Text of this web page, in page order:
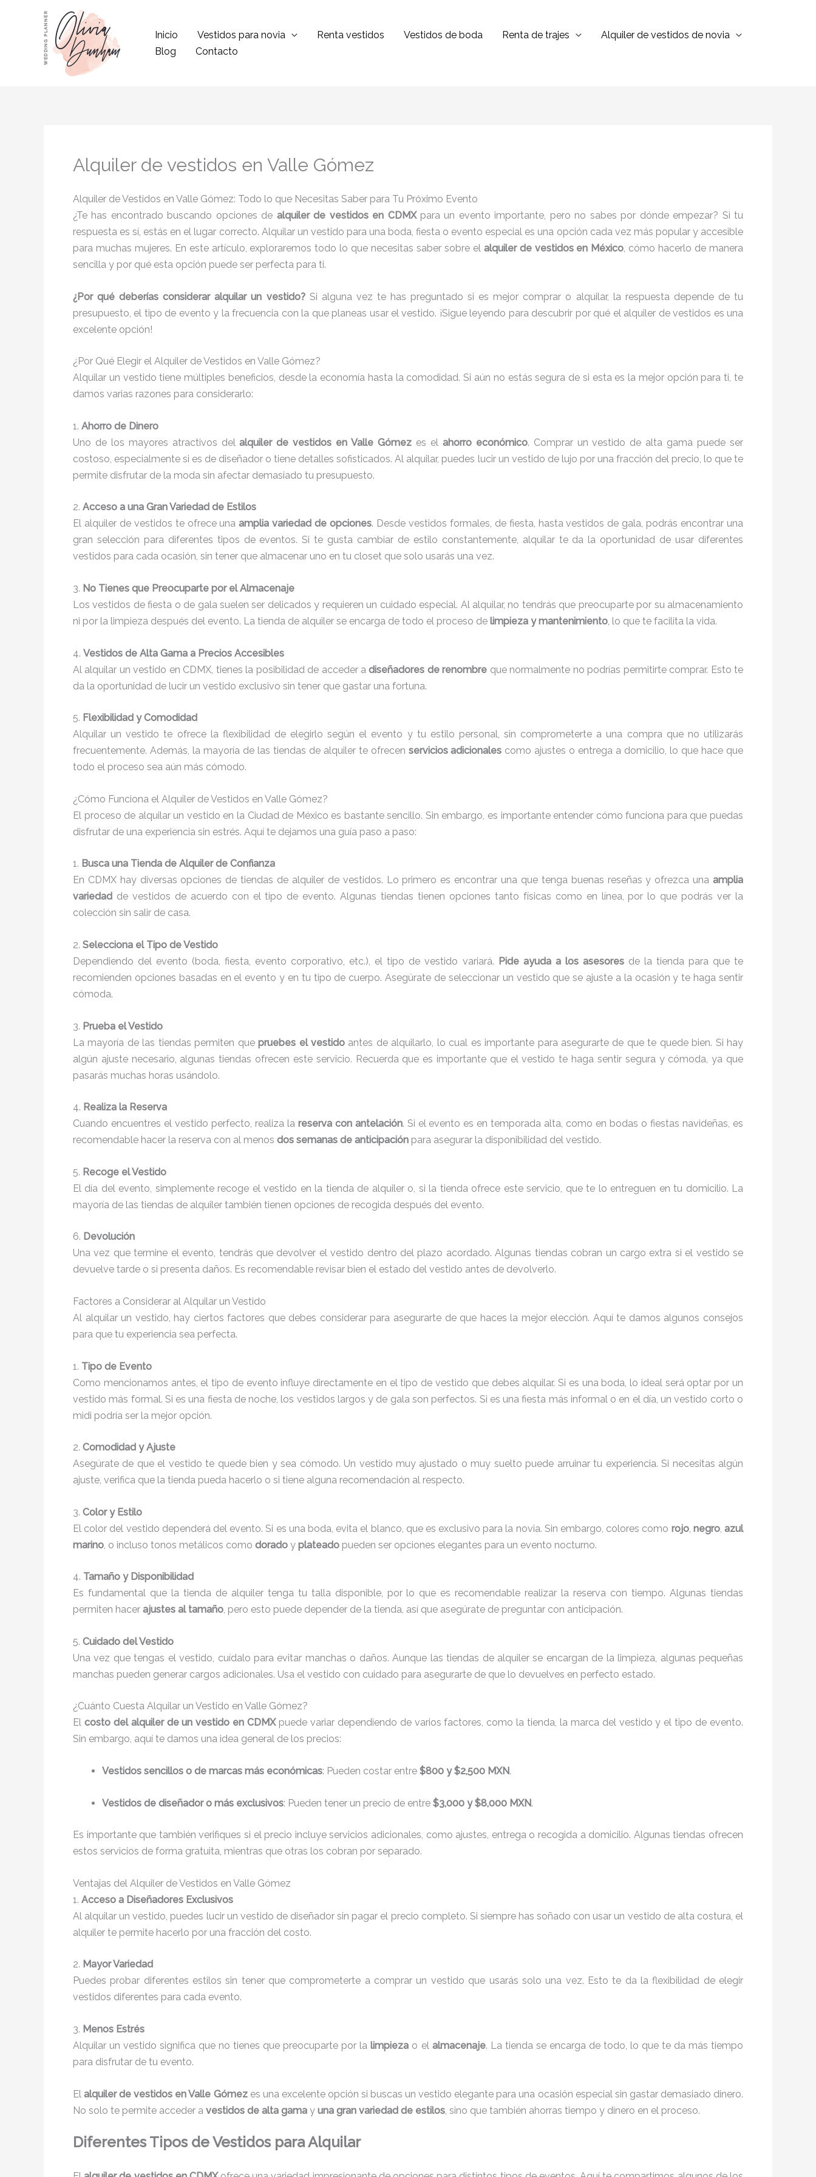
contenido
Inicio Vestidos para novia Renta vestidos Vestidos de boda Renta de trajes
Alquiler de vestidos de novia
Blog
Contacto
Alquiler de vestidos en Valle Gómez
Alquiler de Vestidos en Valle Gómez: Todo lo que Necesitas Saber para Tu Próximo Evento
¿Te has encontrado buscando opciones de alquiler de vestidos en CDMXpara un evento importante, pero no sabes por dónde empezar? Si tu
respuesta es sí, estás en el lugar correcto. Alquilar un vestido para una boda, fiesta o evento especial es una opción cada vez más popular y accesible
para muchas mujeres. En este artículo, exploraremos todo lo que necesitas saber sobre el alquiler de vestidos en México, cómo hacerlo de manera
sencilla y por qué esta opción puede ser perfecta para ti.
¿Por qué deberías considerar alquilar un vestido?Si alguna vez te has preguntado si es mejor comprar o alquilar, la respuesta depende de tu
presupuesto, el tipo de evento y la frecuencia con la que planeas usar el vestido. ¡Sigue leyendo para descubrir por qué el alquiler de vestidos es una
excelente opción!
¿Por Qué Elegir el Alquiler de Vestidos en Valle Gómez?
Alquilar un vestido tiene múltiples beneficios, desde la economía hasta la comodidad. Si aún no estás segura de si esta es la mejor opción para ti, te
damos varias razones para considerarlo:
1. Ahorro de Dinero
Uno de los mayores atractivos delalquiler de vestidos en Valle Gómez es el ahorro económico. Comprar un vestido de alta gama puede ser
costoso, especialmente si es de diseñador o tiene detalles sofisticados. Al alquilar, puedes lucir un vestido de lujo por una fracción del precio, lo que te
permite disfrutar de la moda sin afectar demasiado tu presupuesto.
2. Acceso a una Gran Variedad de Estilos
El alquiler de vestidos te ofrece unaamplia variedad de opciones. Desde vestidos formales, de fiesta, hasta vestidos de gala, podrás encontrar una
gran selección para diferentes tipos de eventos. Si te gusta cambiar de estilo constantemente, alquilar te da la oportunidad de usar diferentes
vestidos para cada ocasión, sin tener que almacenar uno en tu closet que solo usarás una vez.
3. No Tienes que Preocuparte por el Almacenaje
Los vestidos de fiesta o de gala suelen ser delicados y requieren un cuidado especial. Al alquilar, no tendrás que preocuparte por su almacenamiento
ni por la limpieza después del evento. La tienda de alquiler se encarga de todo el proceso de limpieza y mantenimiento, lo que te facilita la vida.
4. Vestidos de Alta Gama a Precios Accesibles
Al alquilar un vestido en CDMX, tienes la posibilidad de acceder adiseñadores de renombre que normalmente no podrías permitirte comprar. Esto te
da la oportunidad de lucir un vestido exclusivo sin tener que gastar una fortuna.
5. Flexibilidad y Comodidad
Alquilar un vestido te ofrece la flexibilidad de elegirlo según el evento y tu estilo personal, sin comprometerte a una compra que no utilizarás
frecuentemente. Además, la mayoría de las tiendas de alquiler te ofrecen servicios adicionales como ajustes o entrega a domicilio, lo que hace que
todo el proceso sea aún más cómodo.
¿Cómo Funciona el Alquiler de Vestidos en Valle Gómez?
El proceso de alquilar un vestido en la Ciudad de México es bastante sencillo. Sin embargo, es importante entender cómo funciona para que puedas
disfrutar de una experiencia sin estrés. Aquí te dejamos una guía paso a paso:
1. Busca una Tienda de Alquiler de Confianza
En CDMX hay diversas opciones de tiendas de alquiler de vestidos. Lo primero es encontrar una que tenga buenas reseñas y ofrezca una amplia
variedad de vestidos de acuerdo con el tipo de evento. Algunas tiendas tienen opciones tanto físicas como en línea, por lo que podrás ver la
colección sin salir de casa.
2. Selecciona el Tipo de Vestido
Dependiendo del evento (boda, fiesta, evento corporativo, etc.), el tipo de vestido variará. Pide ayuda a los asesoresde la tienda para que te
recomienden opciones basadas en el evento y en tu tipo de cuerpo. Asegúrate de seleccionar un vestido que se ajuste a la ocasión y te haga sentir
cómoda.
3. Prueba el Vestido
La mayoría de las tiendas permiten quepruebes el vestidoantes de alquilarlo, lo cual es importante para asegurarte de que te quede bien. Si hay
algún ajuste necesario, algunas tiendas ofrecen este servicio. Recuerda que es importante que el vestido te haga sentir segura y cómoda, ya que
pasarás muchas horas usándolo.
4. Realiza la Reserva
Cuando encuentres el vestido perfecto, realiza la reserva con antelación. Si el evento es en temporada alta, como en bodas o fiestas navideñas, es
recomendable hacer la reserva con al menos dos semanas de anticipación para asegurar la disponibilidad del vestido.
5. Recoge el Vestido
El día del evento, simplemente recoge el vestido en la tienda de alquiler o, si la tienda ofrece este servicio, que te lo entreguen en tu domicilio. La
mayoría de las tiendas de alquiler también tienen opciones de recogida después del evento.
6. Devolución
Una vez que termine el evento, tendrás que devolver el vestido dentro del plazo acordado. Algunas tiendas cobran un cargo extra si el vestido se
devuelve tarde o si presenta daños. Es recomendable revisar bien el estado del vestido antes de devolverlo.
Factores a Considerar al Alquilar un Vestido
Al alquilar un vestido, hay ciertos factores que debes considerar para asegurarte de que haces la mejor elección. Aquí te damos algunos consejos
para que tu experiencia sea perfecta.
1. Tipo de Evento
Como mencionamos antes, el tipo de evento influye directamente en el tipo de vestido que debes alquilar. Si es una boda, lo ideal será optar por un
vestido más formal. Si es una fiesta de noche, los vestidos largos y de gala son perfectos. Si es una fiesta más informal o en el día, un vestido corto o
midi podría ser la mejor opción.
2. Comodidad y Ajuste
Asegúrate de que el vestido te quede bien y sea cómodo. Un vestido muy ajustado o muy suelto puede arruinar tu experiencia. Si necesitas algún
ajuste, verifica que la tienda pueda hacerlo o si tiene alguna recomendación al respecto.
3. Color y Estilo
El color del vestido dependerá del evento. Si es una boda, evita el blanco, que es exclusivo para la novia. Sin embargo, colores como rojo, negro,azul
marino , o incluso tonos metálicos como dorado y plateado pueden ser opciones elegantes para un evento nocturno.
4. Tamaño y Disponibilidad
Es fundamental que la tienda de alquiler tenga tu talla disponible, por lo que es recomendable realizar la reserva con tiempo. Algunas tiendas
permiten hacer ajustes al tamaño, pero esto puede depender de la tienda, así que asegúrate de preguntar con anticipación.
5. Cuidado del Vestido
Una vez que tengas el vestido, cuídalo para evitar manchas o daños. Aunque las tiendas de alquiler se encargan de la limpieza, algunas pequeñas
manchas pueden generar cargos adicionales. Usa el vestido con cuidado para asegurarte de que lo devuelves en perfecto estado.
¿Cuánto Cuesta Alquilar un Vestido en Valle Gómez?
El costo del alquiler de un vestido en CDMXpuede variar dependiendo de varios factores, como la tienda, la marca del vestido y el tipo de evento.
Sin embargo, aquí te damos una idea general de los precios:
Vestidos sencillos o de marcas más económicas: Pueden costar entre $800 y $2,500 MXN.
Vestidos de diseñador o más exclusivos: Pueden tener un precio de entre $3,000 y $8,000 MXN.
Es importante que también verifiques si el precio incluye servicios adicionales, como ajustes, entrega o recogida a domicilio. Algunas tiendas ofrecen
estos servicios de forma gratuita, mientras que otras los cobran por separado.
Ventajas del Alquiler de Vestidos en Valle Gómez
1. Acceso a Diseñadores Exclusivos
Al alquilar un vestido, puedes lucir un vestido de diseñador sin pagar el precio completo. Si siempre has soñado con usar un vestido de alta costura, el
alquiler te permite hacerlo por una fracción del costo.
2. Mayor Variedad
Puedes probar diferentes estilos sin tener que comprometerte a comprar un vestido que usarás solo una vez. Esto te da la flexibilidad de elegir
vestidos diferentes para cada evento.
3. Menos Estrés
Alquilar un vestido significa que no tienes que preocuparte por lalimpieza o el almacenaje. La tienda se encarga de todo, lo que te da más tiempo
para disfrutar de tu evento.
Elalquiler de vestidos en Valle Gómezes una excelente opción si buscas un vestido elegante para una ocasión especial sin gastar demasiado dinero.
No solo te permite acceder a vestidos de alta gama y una gran variedad de estilos , sino que también ahorras tiempo y dinero en el proceso.
Diferentes Tipos de Vestidos para Alquilar